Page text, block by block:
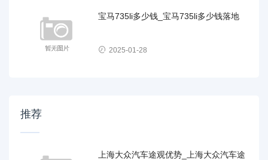
宝马735li多少钱_宝马735li多少钱落地
2025-01-28
推荐
上海大众汽车途观优势_上海大众汽车途